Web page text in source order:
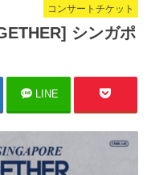
コンサートチケット
シンガポ
LINE